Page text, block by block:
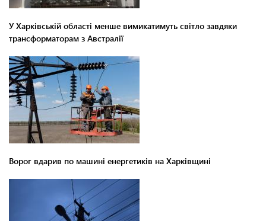
У Харківській області менше вимикатимуть світло завдяки
трансформаторам з Австралії
Ворог вдарив по машині енергетиків на Харківщині